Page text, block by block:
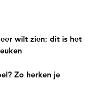
wilt zien: dit is het
Zo herken je